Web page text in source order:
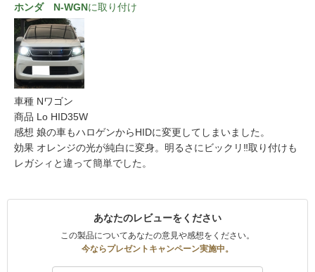
ホンダ N-WGNに取り付け
車種 Nワゴン
商品 Lo HID35W
感想 娘の車もハロゲンからHIDに変更してしまいました。
効果 オレンジの光が純白に変身。明るさにビックリ‼️取り付けも
レガシィと違って簡単でした。
あなたのレビューをください
この製品についてあなたの意見や感想をください。
今ならプレゼントキャンペーン実施中。